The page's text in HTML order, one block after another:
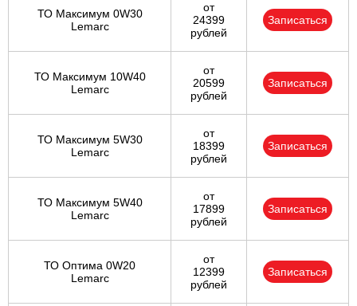
ТО Максимум 0W30
Lemarc
от
24399
рублей
Записаться
ТО Максимум 10W40
Lemarc
от
20599
рублей
Записаться
ТО Максимум 5W30
Lemarc
от
18399
рублей
Записаться
ТО Максимум 5W40
Lemarc
от
17899
рублей
Записаться
ТО Оптима 0W20
Lemarc
от
12399
рублей
Записаться